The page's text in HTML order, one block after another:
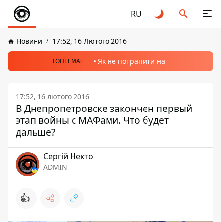
RU
Новини 17:52, 16 Лютого 2016
ТОПТЕМА: Як не потрапити на
17:52, 16 лютого 2016
В Днепропетровске закончен первый
этап войны с МАФами. Что будет
дальше?
Сергій Некто
ADMIN
👍